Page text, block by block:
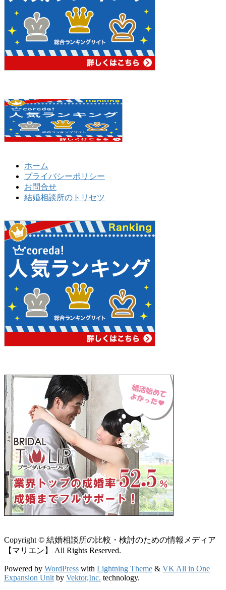
ホーム
プライバシーポリシー
お問合せ
結婚相談所のトリセツ
Copyright © 結婚相談所の比較・検討のための情報メディア
【マリエン】 All Rights Reserved.
Powered by WordPress with Lightning Theme & VK All in One
Expansion Unit by Vektor,Inc. technology.